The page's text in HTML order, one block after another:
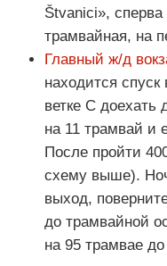
Štvanici»,
трамвайная, на
Главный ж/д
находится
ветке С доехать
на 11 трамвай и
После пройти
схему выше).
выход,
до трамвайной
на 95 трамвае